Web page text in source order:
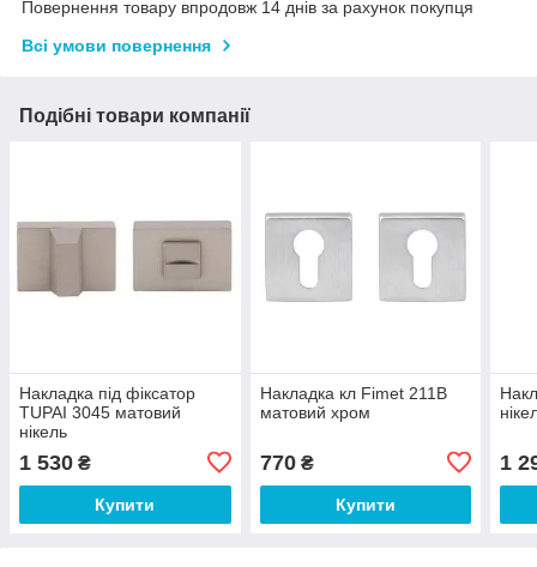
Повернення товару впродовж 14 днів за рахунок покупця
Всі умови повернення
Подібні товари компанії
Накладка під фіксатор
TUPAI 3045 матовий
нікель
1 530 ₴
Купити
Накладка кл Fimet 211B
матовий хром
770₴
Купити
1